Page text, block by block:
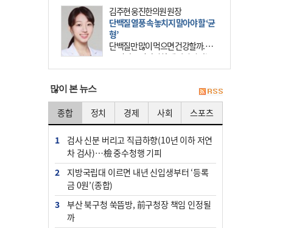
김주현 웅진한의원 원장
단백질 열풍 속 놓치지 말아야 할 ‘균
형’
단백질만 많이 먹으면 건강할까. 요
즘 건강을 이야기할 때 빠지지 않는
키워드가 단백질이다. 헬스장을 다니
많이 본 뉴스
종합 정치 경제 사회 스포츠
1
검사 신분 버리고 직급하향(10년 이하 저연
차 검사)…檢 중수청행 기피
2
지방국립대 이르면 내년 신입생부터 ‘등록
금 0원’(종합)
3
부산 북구청 쑥뜸방, 前구청장 책임 인정될
까